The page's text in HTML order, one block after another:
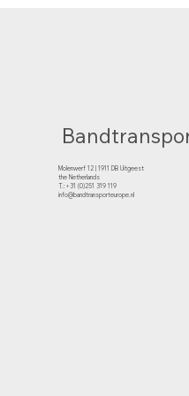
Molenwerf 12 | 1911 DB Uitgeest
the Netherlands
T.:+31 (0)251 319 119
info@bandtransporteurope.nl